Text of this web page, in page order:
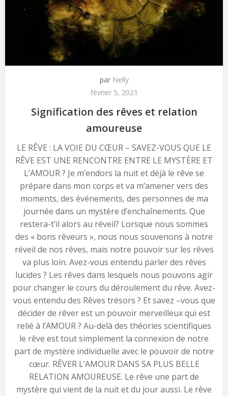
par Nelly
février 5, 2021
Signification des rêves et relation
amoureuse
LE RÊVE : LA VOIE DU CŒUR – SAVEZ-VOUS QUE LE
RÊVE EST UNE RENCONTRE ENTRE LE MYSTÈRE ET
L’AMOUR ? Je m’endors la nuit et déjà le rêve se
prépare dans mon corps et va m’amener vers des
moments, des événements, des personnes de ma
journée dans un mystère d’enchaînements. Que
restera-t’il alors au réveil? Lorsque nous sommes
des « bons rêveurs », nous nous souvenons à notre
réveil de nos rêves, mais notre pouvoir sur les rêves
va plus loin. Avez-vous entendu parler des rêves
lucides ? Les rêves dans lesquels nous pouvons agir
pour changer le cours du déroulement du rêve. Avez-
vous entendu des Rêves trésors ? Et savez –vous que
décider de rêver est un pouvoir merveilleux qui est
relié à l’AMOUR ? Au-delà des théories scientifiques
le rêve est tout simplement la connexion de notre
part de mystère individuelle avec le pouvoir de notre
cœur. RÊVER L’AMOUR DANS SA PLUS BELLE
RELATION AMOUREUSE. Le rêve une part de
mystère qui vient de la nuit et du jour aussi. Le rêve